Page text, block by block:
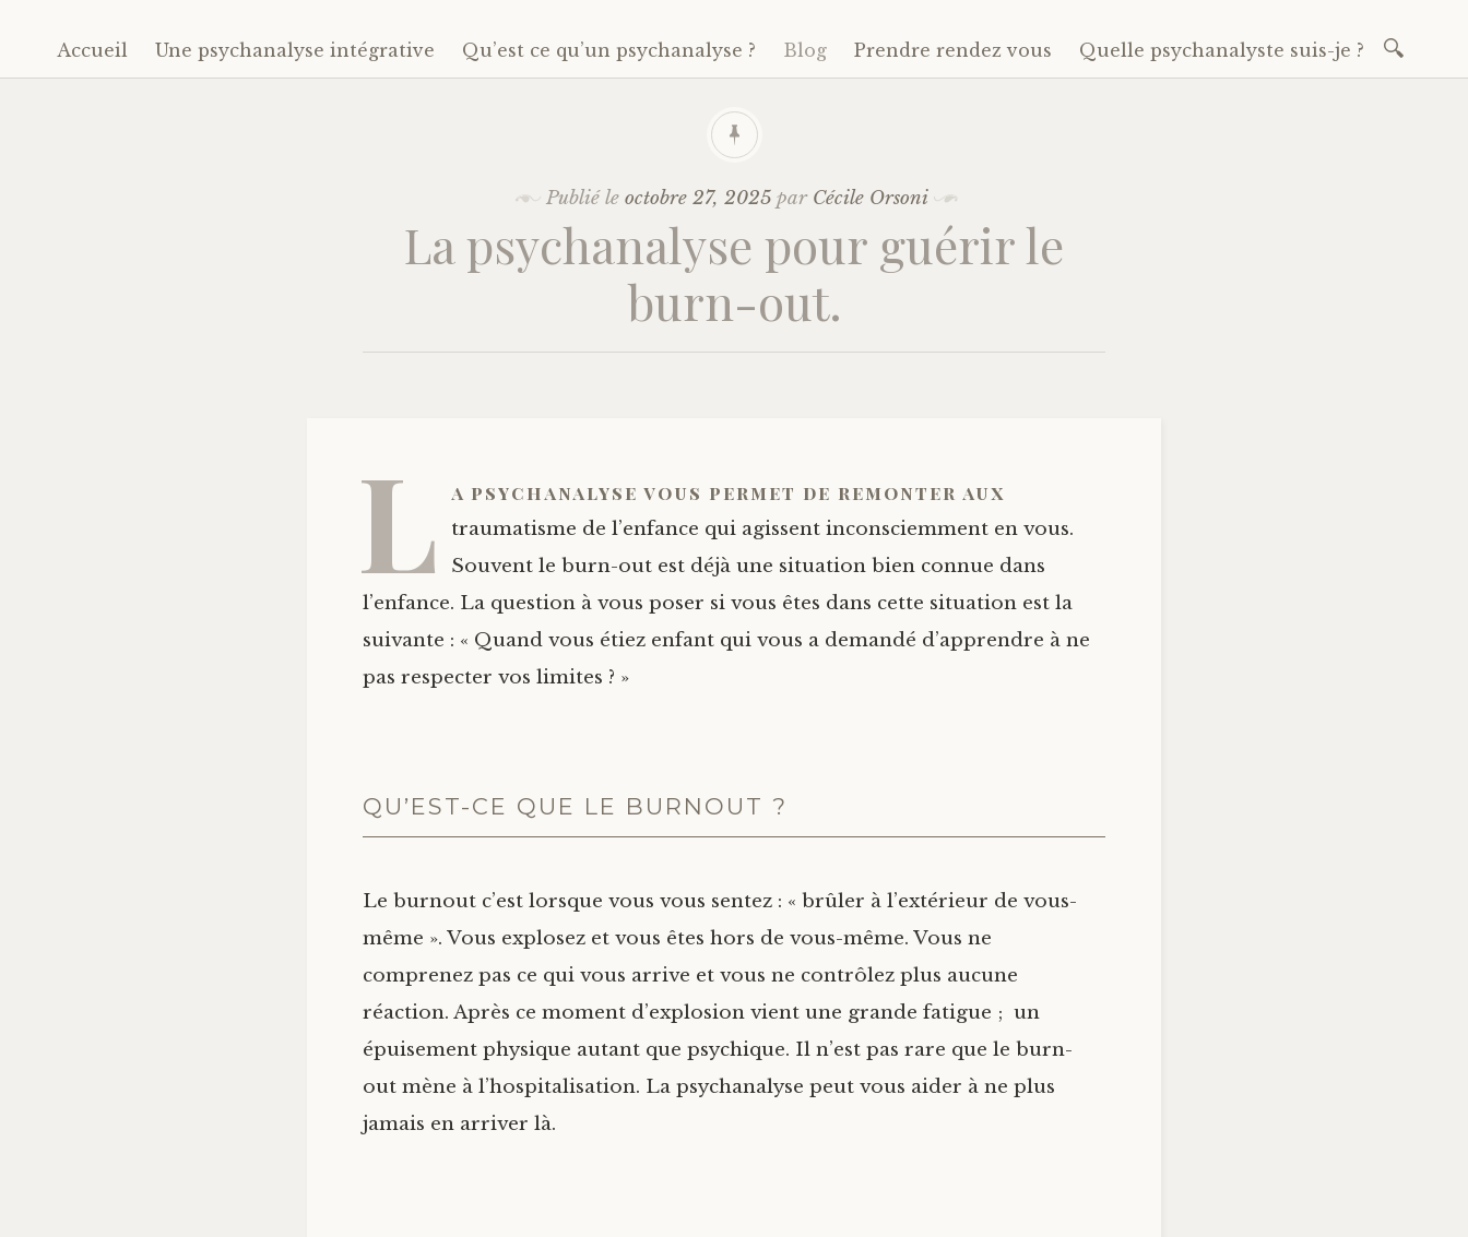
Accéder
au
Accueil Une psychanalyse intégrative Qu’est ce qu’un psychanalyse ? Blog Prendre rendez vous Quelle psychanalyste suis-je ?
Publié leoctobre 27, 2025 par Cécile Orsoni
La psychanalyse pour guérir le
burn-out.
L a psychanalyse vous permet de remonter aux
traumatisme de l’enfance qui agissent inconsciemment en vous.
Souvent le burn-out est déjà une situation bien connue dans
l’enfance. La question à vous poser si vous êtes dans cette situation est la
suivante : « Quand vous étiez enfant qui vous a demandé d’apprendre à ne
pas respecter vos limites ? »
QU’EST-CE QUE LE BURNOUT ?
Le burnout c’est lorsque vous vous sentez : « brûler à l’extérieur de vous-
même ». Vous explosez et vous êtes hors de vous-même. Vous ne
comprenez pas ce qui vous arrive et vous ne contrôlez plus aucune
réaction. Après ce moment d’explosion vient une grande fatigue ; un
épuisement physique autant que psychique. Il n’est pas rare que le burn-
out mène à l’hospitalisation. La psychanalyse peut vous aider à ne plus
jamais en arriver là.